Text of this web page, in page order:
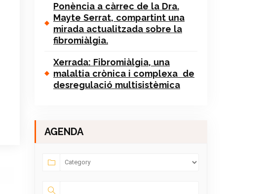
Ponència a càrrec de la Dra.
Mayte Serrat, compartint una
mirada actualitzada sobre la
fibromiàlgia.
Xerrada: Fibromiàlgia, una
malaltia crònica i complexa de
desregulació multisistèmica
AGENDA